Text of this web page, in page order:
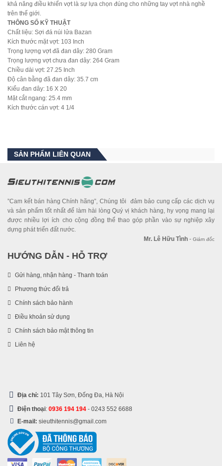
khả năng điều khiển vợt là sự lựa chọn đúng cho những tay vợt nhà nghề
trên thế giới.
THÔNG SỐ KỸ THUẬT
Chất liệu: Sợi đá núi lửa Bazan
Kích thước mặt vợt: 103 Inch
Trọng lượng vợt đã đan dây: 280 Gram
Trọng lượng vợt chưa đan dây: 264 Gram
Chiều dài vợt: 27.25 Inch
Độ cân bằng đã đan dây: 35.7 cm
Kiểu đan dây: 16 X 20
Mặt cắt ngang: 25.4 mm
Kích thước cán vợt: 4 1/4
SẢN PHẨM LIÊN QUAN
”Cam kết bán hàng Chính hãng”, Chúng tôi đảm bảo cung cấp các dịch vụ
và sản phẩm tốt nhất để làm hài lòng Quý vị khách hàng, hy vọng mang lại
được nhiều lợi ích cho cộng đồng thể thao góp phần vào sự nghiệp xây
dựng phát triển đất nước.
Mr. Lê Hữu Tình - Giám đốc
HƯỚNG DẪN - HỖ TRỢ
Gửi hàng, nhận hàng - Thanh toán
Phương thức đổi trả
Chính sách bảo hành
Điều khoản sử dụng
Chính sách bảo mật thông tin
Liên hệ
Địa chỉ: 101 Tây Sơn, Đống Đa, Hà Nội
Điện thoại: 0936 194 194 - 0243 552 6688
E-mail: sieuthitennis@gmail.com